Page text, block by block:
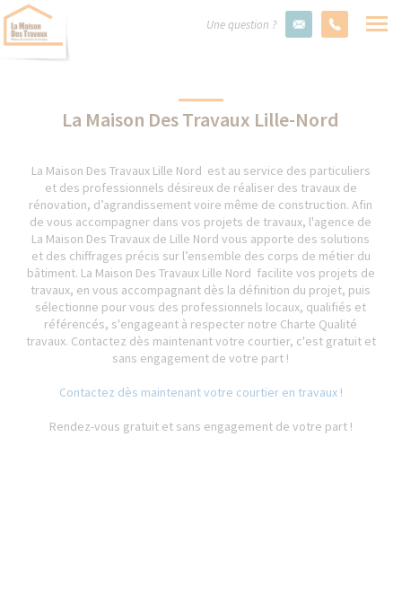
Une question ?
La Maison Des Travaux Lille-Nord
La Maison Des Travaux Lille Nord est au service des particuliers
et des professionnels désireux de réaliser des travaux de
rénovation, d’agrandissement voire même de construction. Afin
de vous accompagner dans vos projets de travaux, l'agence de
La Maison Des Travaux de Lille Nord vous apporte des solutions
et des chiffrages précis sur l’ensemble des corps de métier du
bâtiment. La Maison Des Travaux Lille Nord facilite vos projets de
travaux, en vous accompagnant dès la définition du projet, puis
sélectionne pour vous des professionnels locaux, qualifiés et
référencés, s'engageant à respecter notre Charte Qualité
travaux. Contactez dès maintenant votre courtier, c'est gratuit et
sans engagement de votre part !
Contactez dès maintenant votre courtier en travaux !
Rendez-vous gratuit et sans engagement de votre part !